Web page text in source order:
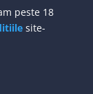
peste 18
site-